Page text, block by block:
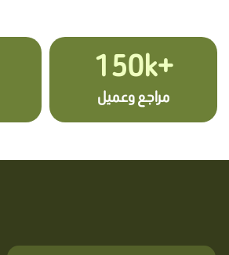
+150k
مراجع وعميل